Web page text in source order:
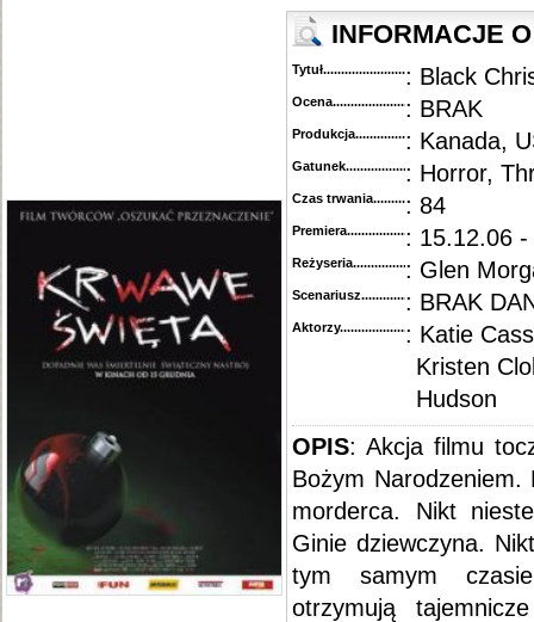
INFORMACJE
Tytuł............................................
: Black
Ocena.............................................
: BRAK
Produkcja.........................................
: Kanada,
Gatunek...........................................
: Horror,
Czas trwania......................................
: 84
Premiera..........................................
: 15.12.06
Reżyseria........................................
: Glen
Scenariusz........................................
: BRAK
Aktorzy...........................................
: Katie
Kristen
Hudson
OPIS: Akcja filmu
Bożym
morderca. Nikt
Ginie dziewczyna.
tym samym
otrzymują